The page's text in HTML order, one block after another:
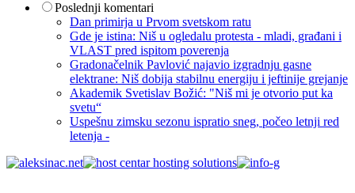
Poslednji komentari
Dan primirja u Prvom svetskom ratu
Gde je istina: Niš u ogledalu protesta - mladi, građani i
VLAST pred ispitom poverenja
Gradonačelnik Pavlović najavio izgradnju gasne
elektrane: Niš dobija stabilnu energiju i jeftinije grejanje
Akademik Svetislav Božić: "Niš mi je otvorio put ka
svetu“
Uspešnu zimsku sezonu ispratio sneg, počeo letnji red
letenja -